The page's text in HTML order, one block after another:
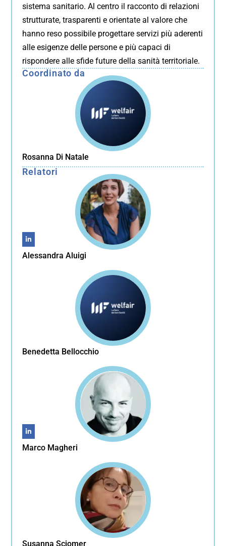
sistema sanitario. Al centro il racconto di relazioni
strutturate, trasparenti e orientate al valore che
hanno reso possibile progettare servizi più aderenti
alle esigenze delle persone e più capaci di
rispondere alle sfide future della sanità territoriale.
Coordinato da
Rosanna Di Natale
Relatori
Alessandra Aluigi
Benedetta Bellocchio
Marco Magheri
Susanna Sciomer